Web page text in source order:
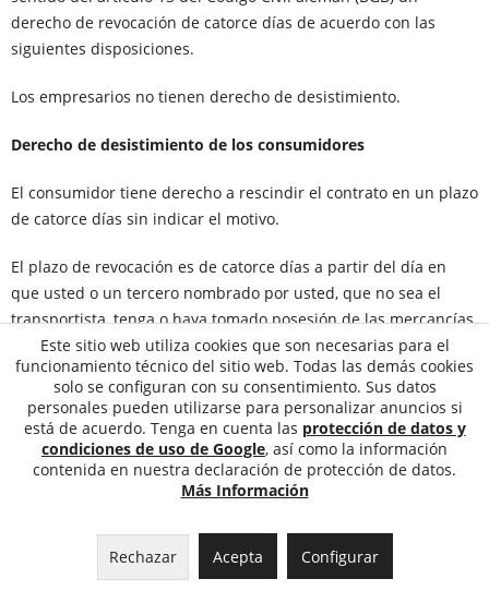
derecho de revocación de catorce días de acuerdo con las
siguientes disposiciones.
Los empresarios no tienen derecho de desistimiento.
Derecho de desistimiento de los consumidores
El consumidor tiene derecho a rescindir el contrato en un plazo
de catorce días sin indicar el motivo.
El plazo de revocación es de catorce días a partir del día en
que usted o un tercero nombrado por usted, que no sea el
transportista, tenga o haya tomado posesión de las mercancías.
Para ejercer su derecho de desistimiento, deberá informarnos
(Empresa Lutz Stohr - Sebworld, Bonner Straße 40, 53842
Troisdorf, Alemania, verwaltung@sebworld.de, Teléfono:
02241932690, Fax: 022419326910) mediante una declaración
clara (por ejemplo, una carta enviada por correo, fax o correo
electrónico) de su decisión de desistir de este contrato. Para
adjunto, que, sin embargo, no es obligatorio.
Este sitio web utiliza cookies que son necesarias para el
funcionamiento técnico del sitio web. Todas las demás cookies
solo se configuran con su consentimiento. Sus datos
personales pueden utilizarse para personalizar anuncios si
está de acuerdo. Tenga en cuenta las protección de datos y
condiciones de uso de Google, así como la información
contenida en nuestra declaración de protección de datos.
Más Información
Rechazar Acepta Configurar